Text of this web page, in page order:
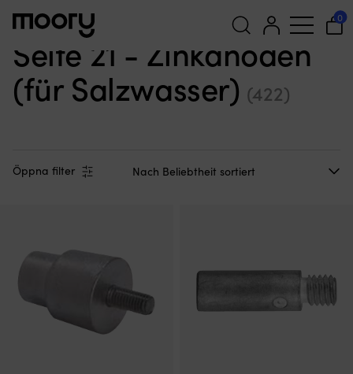
Suchen
nach:
0
Seite 21
Seite 21 - Zinkanoden
(für Salzwasser) (422)
Öppna filter